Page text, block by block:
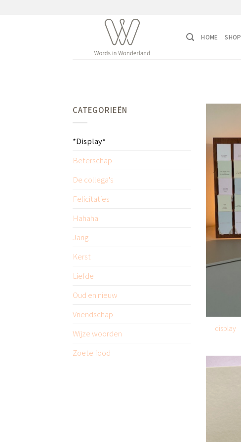
HOME SHOP
CATEGORIEËN
*Display*
Beterschap
De collega's
Felicitaties
Hahaha
Jarig
Kerst
Liefde
Oud en nieuw
Vriendschap
Wijze woorden
Zoete food
display